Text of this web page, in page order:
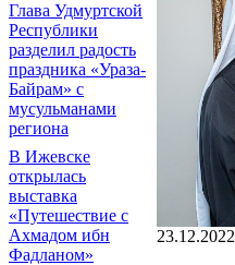
Глава Удмуртской
Республики
разделил радость
праздника «Ураза-
Байрам» с
мусульманами
региона
В Ижевске
открылась
выставка
«Путешествие с
Ахмадом ибн
Фадланом»
23.12.2022